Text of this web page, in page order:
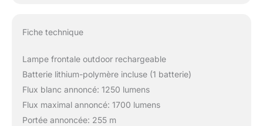
Fiche technique
Lampe frontale outdoor rechargeable
Batterie lithium-polymère incluse (1 batterie)
Flux blanc annoncé: 1250 lumens
Flux maximal annoncé: 1700 lumens
Portée annoncée: 255 m